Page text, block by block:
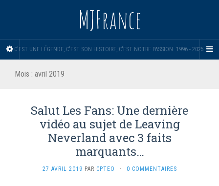
MJFrance
C'EST UNE LÉGENDE, C'EST SON HISTOIRE, C'EST NOTRE PASSION. 1996 - 2025.
Mois : avril 2019
Salut Les Fans: Une dernière
vidéo au sujet de Leaving
Neverland avec 3 faits
marquants…
27 AVRIL 2019 PAR CPTEO · 0 COMMENTAIRES